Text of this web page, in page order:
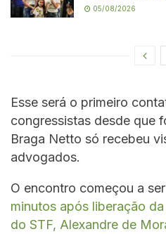
05/08/2026
Esse será o primeiro
congressistas desde que
Braga Netto só recebeu
advogados.
O encontro começou a
minutos após liberação
do STF, Alexandre de